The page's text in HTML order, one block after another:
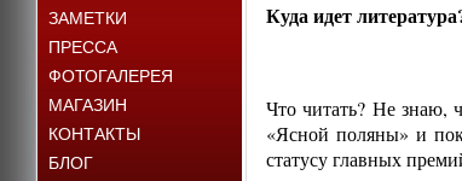
ЗАМЕТКИ
ПРЕССА
ФОТОГАЛЕРЕЯ
МАГАЗИН
КОНТАКТЫ
БЛОГ
Куда идет
Что читать? Не знаю,
«Ясной поляны» и
статусу главных